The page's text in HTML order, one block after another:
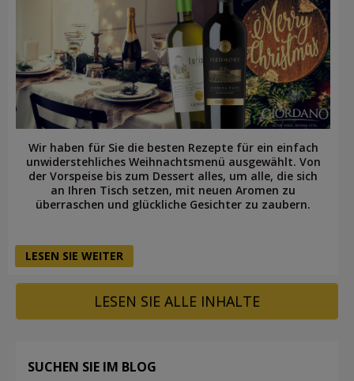
Wir haben für Sie die besten Rezepte für ein einfach
unwiderstehliches Weihnachtsmenü ausgewählt. Von
der Vorspeise bis zum Dessert alles, um alle, die sich
an Ihren Tisch setzen, mit neuen Aromen zu
überraschen und glückliche Gesichter zu zaubern.
LESEN SIE WEITER
LESEN SIE ALLE INHALTE
SUCHEN SIE IM BLOG